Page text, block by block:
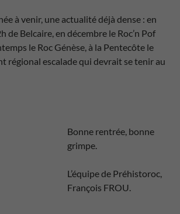
à venir, une actualité déjà dense : en
de Belcaire, en décembre le Roc’n Pof
le Roc Génèse, à la Pentecôte le
régional escalade qui devrait se tenir au
Bonne rentrée, bonne
grimpe.
L’équipe de Préhistoroc,
François FROU.